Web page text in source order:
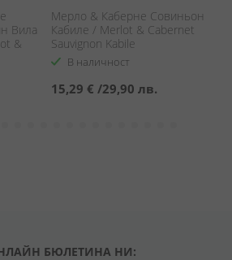
Вила
&
Bin
Мерло & Каберне Совиньон
Кабиле / Merlot & Cabernet
Sauvignon Kabile
В наличност
15,29 € /29,90 лв.
БЮЛЕТИНА НИ: